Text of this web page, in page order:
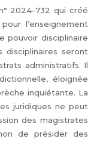
2024-732 qui créé
l’enseignement
pouvoir disciplinaire
disciplinaires seront
administratifs. Il
éloignée
inquiétante. La
juridiques ne peut
des magistrates
de présider des